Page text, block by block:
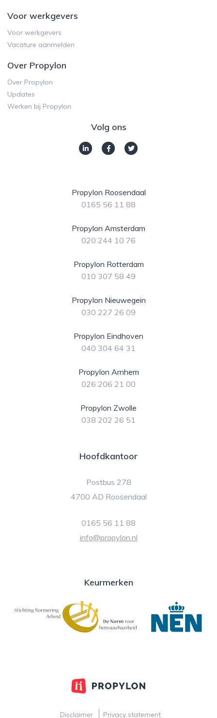
Voor werkgevers
Voor werkgevers
Vacature aanmelden
Over Propylon
Over Propylon
Updates
Werken bij Propylon
Volg ons
Propylon Roosendaal
0165 56 11 88
Propylon Amsterdam
020 244 10 76
Propylon Rotterdam
010 307 58 49
Propylon Nieuwegein
030 227 26 09
Propylon Eindhoven
040 304 64 31
Propylon Arnhem
026 206 21 00
Propylon Zwolle
038 202 26 51
Hoofdkantoor
Postbus 278
4700 AD Roosendaal
0165 56 11 88
info@propylon.nl
Keurmerken
Disclaimer Privacy statement